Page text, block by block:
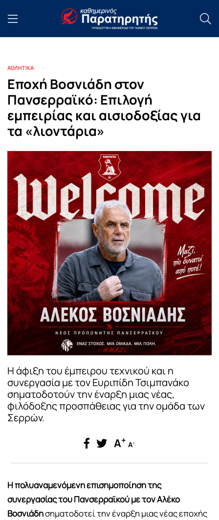
ΑΘΛΗΤΙΚΑ
Εποχή Βοσνιάδη στον
Πανσερραϊκό: Επιλογή
εμπειρίας και αισιοδοξίας για
τα «λιοντάρια»
Η άφιξη του έμπειρου τεχνικού και η
συνεργασία με τον Ευριπίδη Τσιμπανάκο
σηματοδοτούν την έναρξη μιας νέας,
φιλόδοξης προσπάθειας για την ομάδα των
Σερρών.
A+ A-
Η πολυαναμενόμενη επισημοποίηση της
συνεργασίας του Πανσερραϊκού με τον Αλέκο
Βοσνιάδησηματοδοτεί την έναρξη μιας νέας εποχής